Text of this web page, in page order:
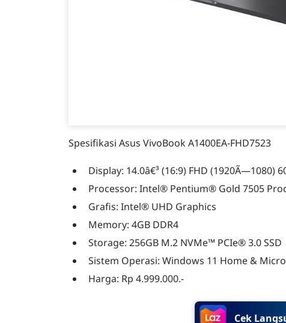
Spesifikasi Asus VivoBook A1400EA-FHD7523
Display: 14.0â€³ (16:9) FHD (1920Ã—1080)
Processor: Intel® Pentium® Gold 7505
Grafis: Intel® UHD Graphics
Memory: 4GB DDR4
Storage: 256GB M.2 NVMe™ PCIe® 3.0 SSD
Sistem Operasi: Windows 11 Home &
Harga: Rp 4.999.000.-
Cek